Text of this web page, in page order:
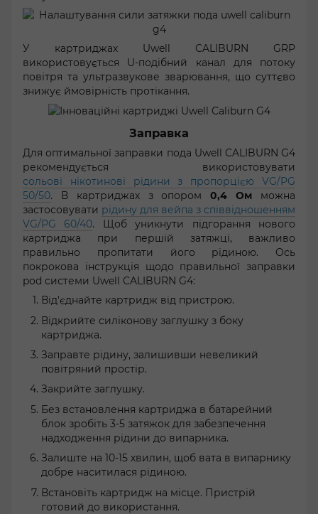
У картриджах Uwell CALIBURN GRP
використовується U-подібний канал для потоку
повітря та ультразвукове зварювання, що суттєво
знижує ймовірність протікання.
Заправка
Для оптимальної заправки пода Uwell CALIBURN G4
рекомендується використовувати
сольові нікотинові рідини з пропорцією VG/PG
50/50. В картриджах з опором0,4 Ом можна
застосовувати рідину для вейпа з співвідношенням
VG/PG 60/40. Щоб уникнути підгорання нового
картриджа при першій затяжці, важливо
правильно пропитати його рідиною. Ось
покрокова інструкція щодо правильної заправки
pod системи Uwell CALIBURN G4:
Від'єднайте картридж від пристрою.
Відкрийте силіконову заглушку з боку
картриджа.
Заправте рідину, залишивши невеликий
повітряний простір.
Закрийте заглушку.
Без встановлення картриджа в батарейний
блок зробіть 3-5 затяжок для забезпечення
надходження рідини до випарника.
Залиште на 10-15 хвилин, щоб вата в випарнику
добре наситилася рідиною.
Встановіть картридж на місце. Пристрій
готовий до використання.